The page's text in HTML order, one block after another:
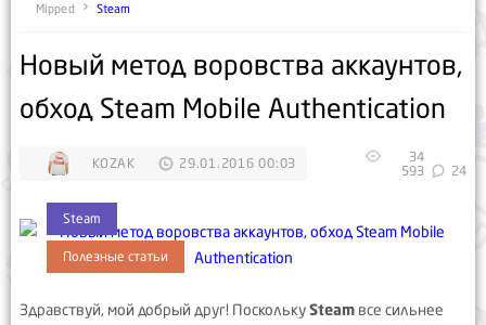
Mipped Steam
Новый метод воровства аккаунтов,
обход Steam Mobile Authentication
KOZAK 29.01.2016 00:03
34
593
24
Steam
Полезные статьи
Здравствуй, мой добрый друг! ПосколькуSteam все сильнее